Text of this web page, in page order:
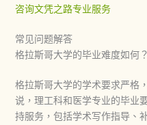
咨询文凭之路专业服务
常见问题解答
格拉斯哥大学的毕业难度如何？
格拉斯哥大学的学术要求严格
说，理工科和医学专业的毕业
持服务，包括学术写作指导、